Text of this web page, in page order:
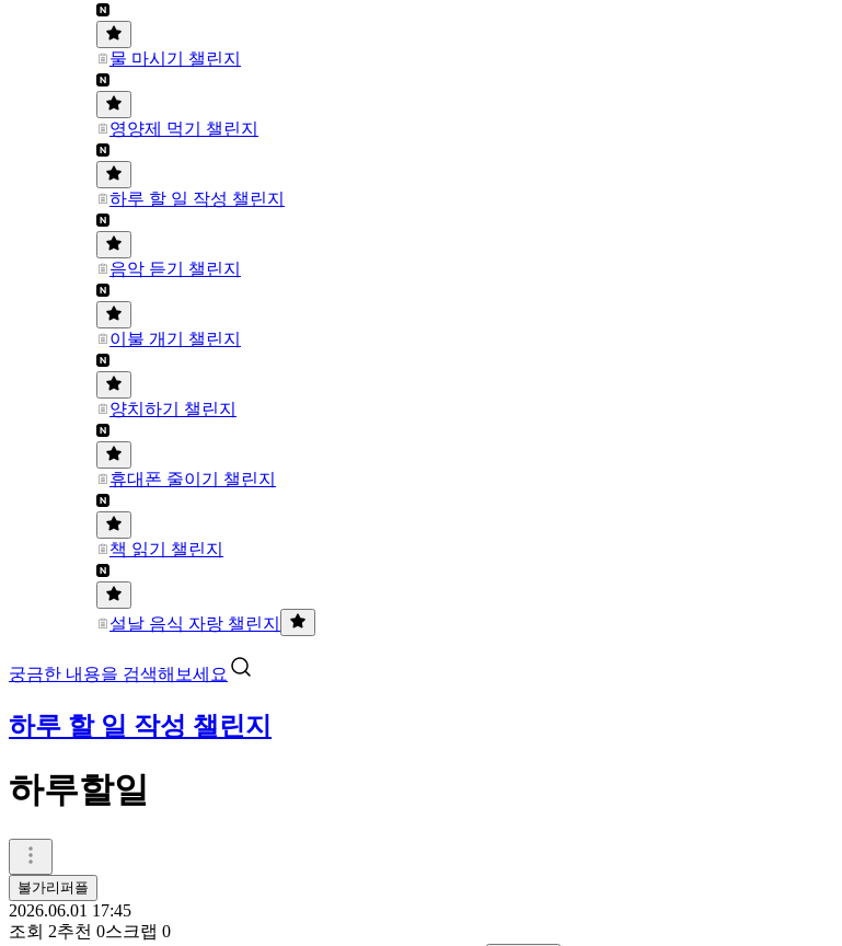
물 마시기 챌린지
영양제 먹기 챌린지
하루 할 일 작성 챌린지
음악 듣기 챌린지
이불 개기 챌린지
양치하기 챌린지
휴대폰 줄이기 챌린지
책 읽기 챌린지
설날 음식 자랑 챌린지
궁금한 내용을 검색해보세요
하루 할 일 작성 챌린지
하루할일
불가리퍼플
2026.06.01 17:45
조회 2추천 0스크랩 0